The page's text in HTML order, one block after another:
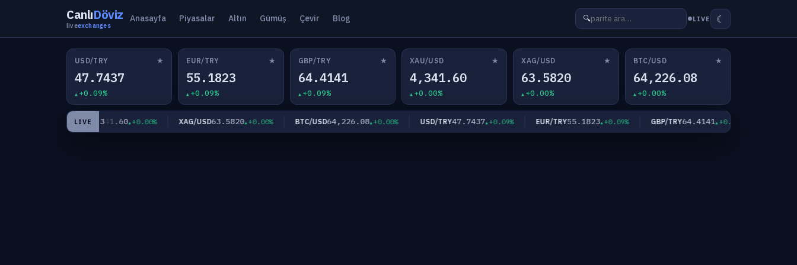
CanlıDöviz
liveexchanges
Anasayfa Piyasalar Altın Gümüş Çevir Blog 🔍 LIVE ☾
USD/TRY ★
47.7437
+0.09%
EUR/TRY ★
55.1823
+0.09%
GBP/TRY ★
64.4141
+0.09%
XAU/USD ★
4,341.60
+0.00%
XAG/USD ★
63.5820
+0.00%
BTC/USD ★
64,226.08
+0.00%
LIVE
XAU/USD4,341.60 +0.00% XAG/USD63.5820 +0.00% BTC/USD64,226.08 +0.00% USD/TRY47.7437 +0.09% EUR/TRY55.1823 +0.09% GBP/TRY64.4141 +0.09%